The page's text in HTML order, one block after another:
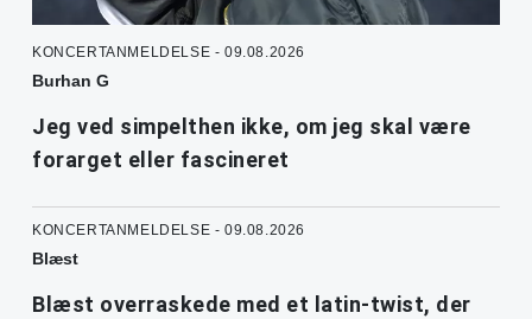
KONCERTANMELDELSE - 09.08.2026
Burhan G
Jeg ved simpelthen ikke, om jeg skal være
forarget eller fascineret
KONCERTANMELDELSE - 09.08.2026
Blæst
Blæst overraskede med et latin-twist, der